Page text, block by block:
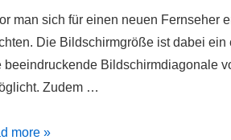
man sich für einen neuen Fernseher
Die Bildschirmgröße ist dabei
beeindruckende Bildschirmdiagonale
Zudem …
more »